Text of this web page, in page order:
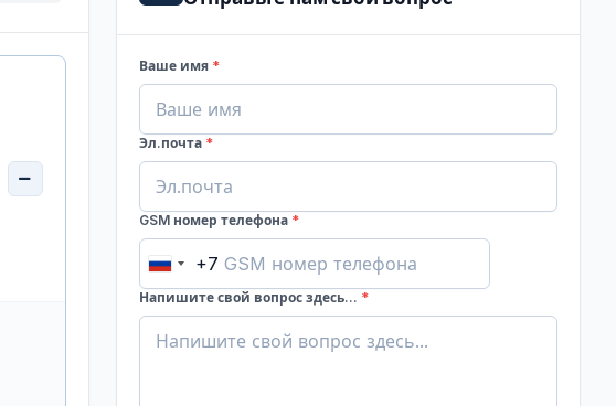
Ваше имя *
Эл.почта *
GSM номер телефона *
Russia
+7
+7
Напишите свой вопрос здесь... *